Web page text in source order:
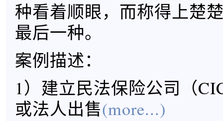
种看着顺眼，而称得上楚
最后一种。
案例描述：
1）建立民法保险公司（
或法人出售(more...)